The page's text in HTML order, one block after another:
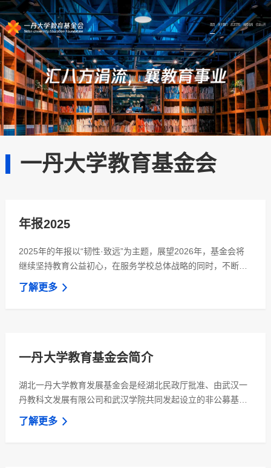
首页 关于我们 武汉学院 捐赠指南 信息公开
一丹大学教育基金会
年报2025
2025年的年报以“韧性·致远”为主题，​展望2026年，基金会将
继续坚持教育公益初心，在服务学校总体战略的同时，不断优
化资助项目体系，进一步深化与国内外高校、科研机构及产业
伙伴的合作，推动形成更加开放、协同和可持续的教育生态系
了解更多
一丹大学教育基金会简介
湖北一丹大学教育发展基金会是经湖北民政厅批准、由武汉一
丹教科文发展有限公司和武汉学院共同发起设立的非公募基金
会。以“共建最受尊敬的民办大学”为愿景，搭建专业透明的公
益平台，专注于为武汉学院的长远发展建设提供可持续化的支
了解更多